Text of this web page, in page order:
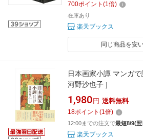
700ポイント (1倍)
在庫あり
楽天ブックス
同じ商品を安
日本画家小譚 マンガ
河野沙也子 ]
1,980 円 送料無料
18ポイント (1倍)
12:00までの注文で最短8/9(翌
楽天ブックス